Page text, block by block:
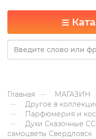
Главная МАГАЗИН
Другое в
Парфюмерия и
Духи Сказочные
самоцветы Свердловск